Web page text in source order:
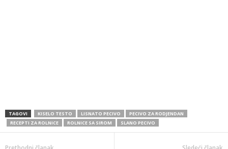
TAGOVI KISELO TESTO LISNATO PECIVO
PECIVO ZA RODJENDAN
RECEPTI ZA ROLNICE
ROLNICE SA SIROM SLANO PECIVO